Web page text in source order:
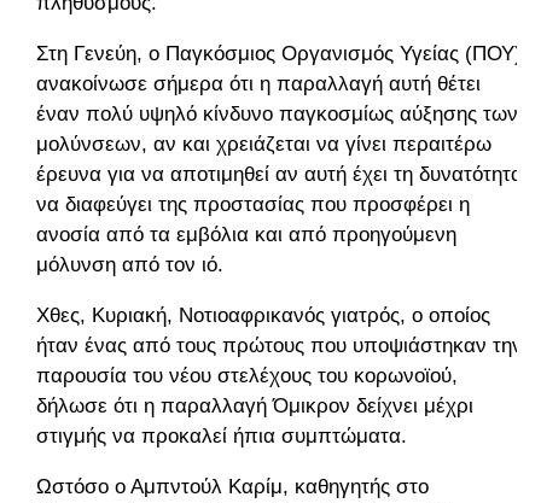
Στη Γενεύη, ο Παγκόσμιος Οργανισμός Υγείας (ΠΟΥ)
ανακοίνωσε σήμερα ότι η παραλλαγή αυτή θέτει
έναν πολύ υψηλό κίνδυνο παγκοσμίως αύξησης των
μολύνσεων, αν και χρειάζεται να γίνει περαιτέρω
έρευνα για να αποτιμηθεί αν αυτή έχει τη δυνατότητα
να διαφεύγει της προστασίας που προσφέρει η
ανοσία από τα εμβόλια και από προηγούμενη
μόλυνση από τον ιό.
Χθες, Κυριακή, Νοτιοαφρικανός γιατρός, ο οποίος
ήταν ένας από τους πρώτους που υποψιάστηκαν την
παρουσία του νέου στελέχους του κορωνοϊού,
δήλωσε ότι η παραλλαγή Όμικρον δείχνει μέχρι
στιγμής να προκαλεί ήπια συμπτώματα.
Ωστόσο ο Αμπντούλ Καρίμ, καθηγητής στο